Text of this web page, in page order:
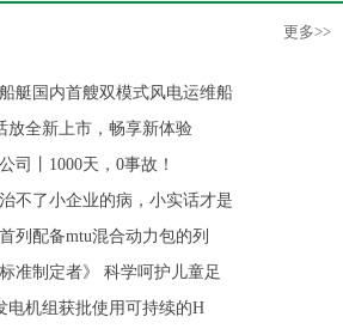
更多>>
艇国内首艘双模式风电运维船
放全新上市，畅享新体验
司丨1000天，0事故！
不了小企业的病，小实话才是
列配备mtu混合动力包的列
准制定者》 科学呵护儿童足
电机组获批使用可持续的H